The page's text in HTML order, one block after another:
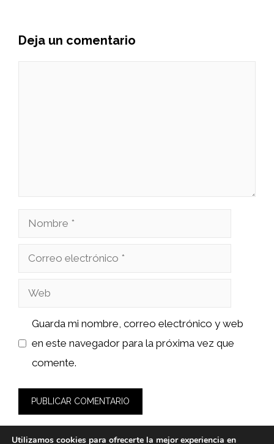
Deja un comentario
Nombre
Correo
Web
Guarda mi nombre, correo electrónico y web
en este navegador para la próxima vez que
comente.
Utilizamos cookies para ofrecerte la mejor experiencia en